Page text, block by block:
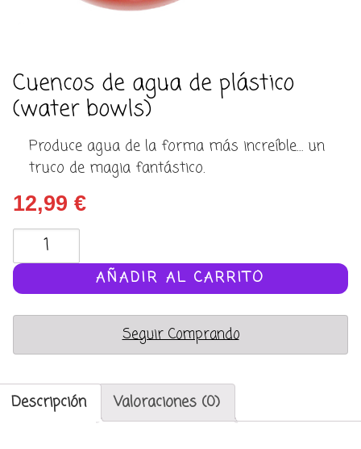
Cuencos de agua de plástico
(water bowls)
Produce agua de la forma más increíble… un
truco de magia fantástico.
12,99 €
Cuencos
agua
de
plástico
bowls)
AÑADIR AL CARRITO
Seguir Comprando
Descripción Valoraciones (0)